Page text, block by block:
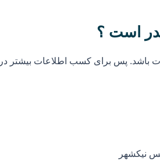
است ؟
پس برای کسب اطلاعات بیشتر
نیکشهر